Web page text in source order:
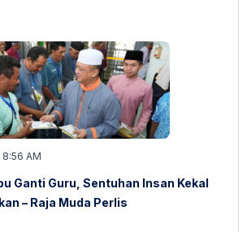
AM
Ganti Guru, Sentuhan Insan Kekal
– Raja Muda Perlis